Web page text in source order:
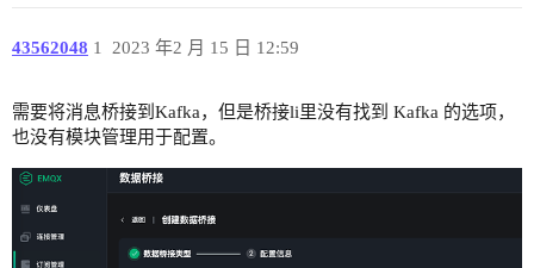
43562048 2023 年2 月 15 日 12:59
1
需要将消息桥接到Kafka，但是桥接li里没有找到 Kafka 的选项，
也没有模块管理用于配置。